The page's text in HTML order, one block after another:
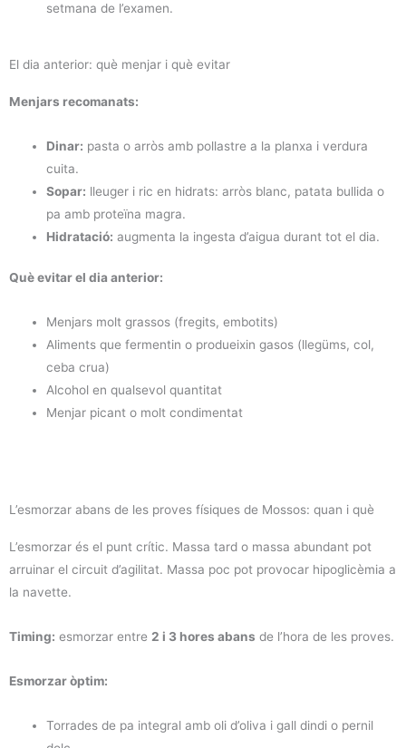
setmana de l’examen.
El dia anterior: què menjar i què evitar
Menjars recomanats:
Dinar: pasta o arròs amb pollastre a la planxa i verdura
cuita.
Sopar: lleuger i ric en hidrats: arròs blanc, patata bullida o
pa amb proteïna magra.
Hidratació: augmenta la ingesta d’aigua durant tot el dia.
Què evitar el dia anterior:
Menjars molt grassos (fregits, embotits)
Aliments que fermentin o produeixin gasos (llegüms, col,
ceba crua)
Alcohol en qualsevol quantitat
Menjar picant o molt condimentat
L’esmorzar abans de les proves físiques de Mossos: quan i què
L’esmorzar és el punt crític. Massa tard o massa abundant pot
arruinar el circuit d’agilitat. Massa poc pot provocar hipoglicèmia a
la navette.
Timing: esmorzar entre 2 i 3 hores abans de l’hora de les proves.
Esmorzar òptim:
Torrades de pa integral amb oli d’oliva i gall dindi o pernil